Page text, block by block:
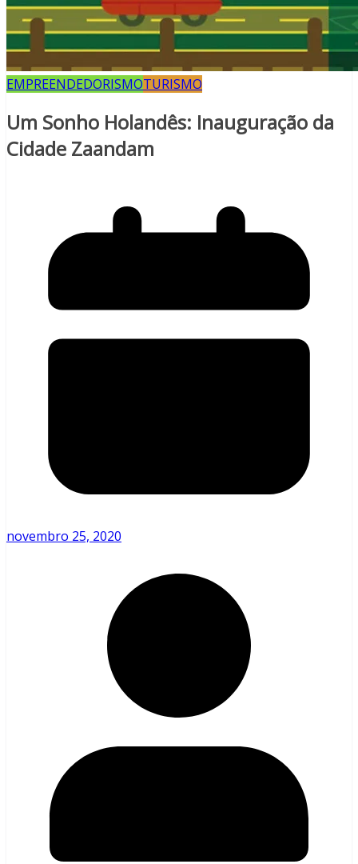
EMPREENDEDORISMOTURISMO
Um Sonho Holandês: Inauguração da
Cidade Zaandam
novembro 25, 2020